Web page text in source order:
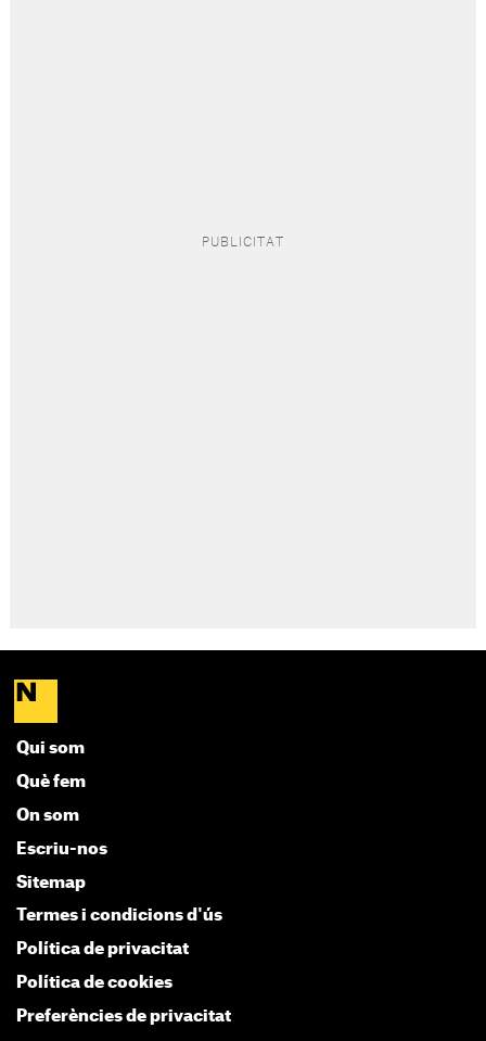
Qui som
Què fem
On som
Escriu-nos
Sitemap
Termes i condicions d'ús
Política de privacitat
Política de cookies
Preferències de privacitat